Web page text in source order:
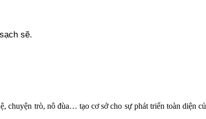
sẽ.
chuyện trò, nô đùa… tạo cơ sở cho sự phát triển toàn diện